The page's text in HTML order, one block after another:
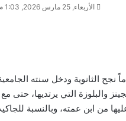
الأربعاء, 25 مارس 2026, 1:03 م
19 عاماً نجح الثانوية ودخل سنته
والبلوزة التي يرتديها،
من ابن عمته، وبالنسبة